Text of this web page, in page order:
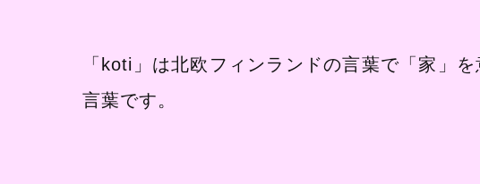
「koti」は北欧フィンランドの言葉で「家」を
言葉です。